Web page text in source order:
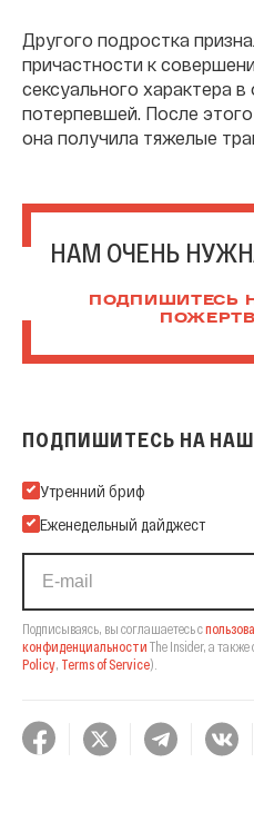
Другого подростка
причастности к
сексуального характера
потерпевшей. После
она получила тяжелые
НАМ ОЧЕНЬ
ПОДПИШИТЕСЬ
ПОДПИШИТЕСЬ НА
Подпишитесь на нашу Email-
Утренний бриф
Еженедельный дайджест
Подписываясь, вы соглашаетесь с
конфиденциальности The Insider, а также
Policy Terms of Service).